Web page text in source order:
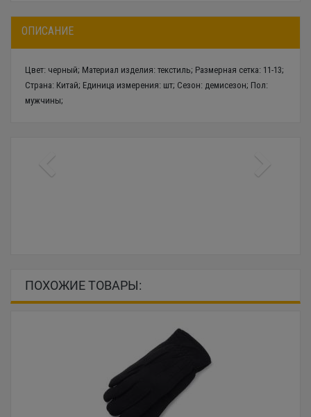
ОПИСАНИЕ
Цвет: черный; Материал изделия: текстиль; Размерная сетка: 11-13;
Страна: Китай; Единица измерения: шт; Сезон: демисезон; Пол:
мужчины;
ПОХОЖИЕ ТОВАРЫ: